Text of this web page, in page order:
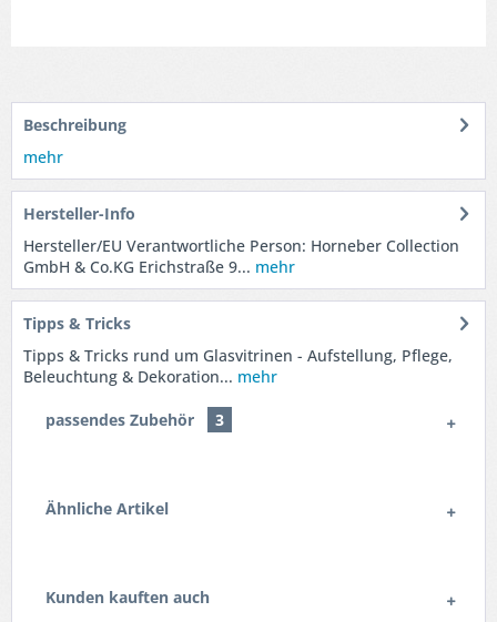
Beschreibung
mehr
Hersteller-Info
Hersteller/EU Verantwortliche Person: Horneber Collection
GmbH & Co.KG Erichstraße 9... mehr
Tipps & Tricks
Tipps & Tricks rund um Glasvitrinen - Aufstellung, Pflege,
Beleuchtung & Dekoration... mehr
passendes Zubehör 3
Ähnliche Artikel
Kunden kauften auch